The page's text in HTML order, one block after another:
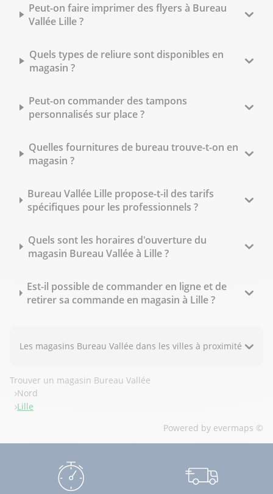
Peut-on faire imprimer des flyers à Bureau
Vallée Lille ?
Quels types de reliure sont disponibles en
magasin ?
Peut-on commander des tampons
personnalisés sur place ?
Quelles fournitures de bureau trouve-t-on en
magasin ?
Bureau Vallée Lille propose-t-il des tarifs
spécifiques pour les professionnels ?
Quels sont les horaires d'ouverture du
magasin Bureau Vallée à Lille ?
Est-il possible de commander en ligne et de
retirer sa commande en magasin à Lille ?
Les magasins Bureau Vallée dans les villes à proximité
Trouver un magasin Bureau Vallée
Nord
Lille
Powered by evermaps ©